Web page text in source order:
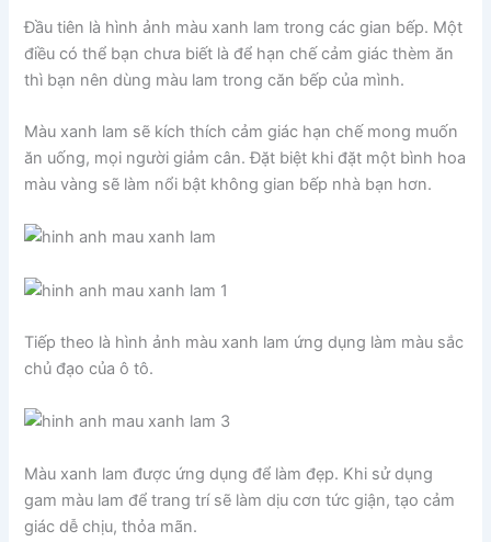
Đầu tiên là hình ảnh màu xanh lam trong các gian bếp. Một
điều có thể bạn chưa biết là để hạn chế cảm giác thèm ăn
thì bạn nên dùng màu lam trong căn bếp của mình.
Màu xanh lam sẽ kích thích cảm giác hạn chế mong muốn
ăn uống, mọi người giảm cân. Đặt biệt khi đặt một bình hoa
màu vàng sẽ làm nổi bật không gian bếp nhà bạn hơn.
Tiếp theo là hình ảnh màu xanh lam ứng dụng làm màu sắc
chủ đạo của ô tô.
Màu xanh lam được ứng dụng để làm đẹp. Khi sử dụng
gam màu lam để trang trí sẽ làm dịu cơn tức giận, tạo cảm
giác dễ chịu, thỏa mãn.